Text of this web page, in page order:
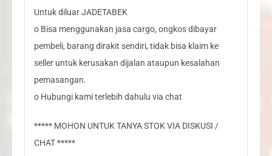
Untuk diluar JADETABEK
o Bisa menggunakan jasa cargo, ongkos dibayar
pembeli, barang dirakit sendiri, tidak bisa klaim ke
seller untuk kerusakan dijalan ataupun kesalahan
pemasangan.
o Hubungi kami terlebih dahulu via chat
***** MOHON UNTUK TANYA STOK VIA DISKUSI /
CHAT *****